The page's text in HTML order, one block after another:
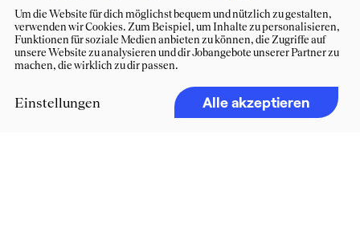
Um die Website für dich möglichst bequem und nützlich zu gestalten,
verwenden wir Cookies. Zum Beispiel, um Inhalte zu personalisieren,
Funktionen für soziale Medien anbieten zu können, die Zugriffe auf
unsere Website zu analysieren und dir Jobangebote unserer Partner zu
machen, die wirklich zu dir passen.
Einstellungen Alle akzeptieren